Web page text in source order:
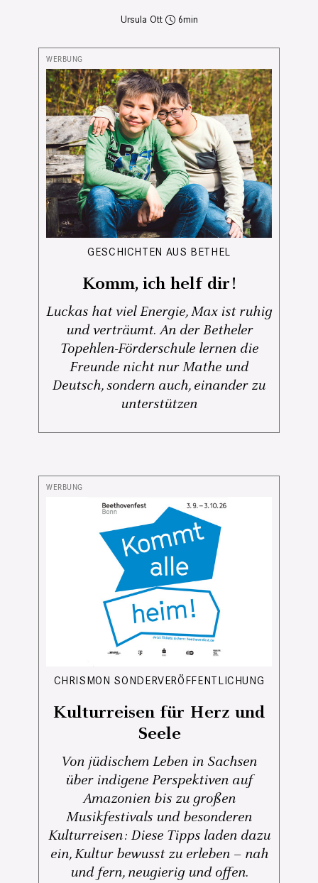
Ursula Ott 6
GESCHICHTEN AUS BETHEL
Komm, ich helf dir!
Luckas hat viel Energie, Max ist ruhig
und verträumt. An der Betheler
Topehlen-Förderschule lernen die
Freunde nicht nur Mathe und
Deutsch, sondern auch, einander zu
unterstützen
CHRISMON SONDERVERÖFFENTLICHUNG
Kulturreisen für Herz und
Seele
Von jüdischem Leben in Sachsen
über indigene Perspektiven auf
Amazonien bis zu großen
Musikfestivals und besonderen
Kulturreisen: Diese Tipps laden dazu
ein, Kultur bewusst zu erleben – nah
und fern, neugierig und offen.